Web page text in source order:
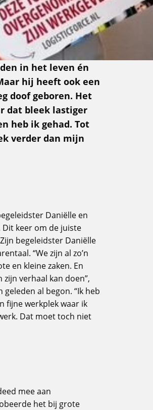
in het leven én
hij heeft ook een
doof geboren. Het
dat bleek lastiger
heb ik gehad. Tot
verder dan mijn
Daniëlle en
keer om de juiste
begeleidster Daniëlle
“We zijn al zo’n
en kleine zaken. En
verhaal kan doen”,
al begon. “Ik heb
fijne werkplek waar ik
Dat moet toch niet
mee aan
het bij grote